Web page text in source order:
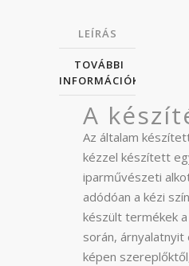
LEÍRÁS
TOVÁBBI
INFORMÁCIÓK
A
Az általam
kézzel készített
iparművészeti
adódóan a kézi
készült termékek
során,
képen